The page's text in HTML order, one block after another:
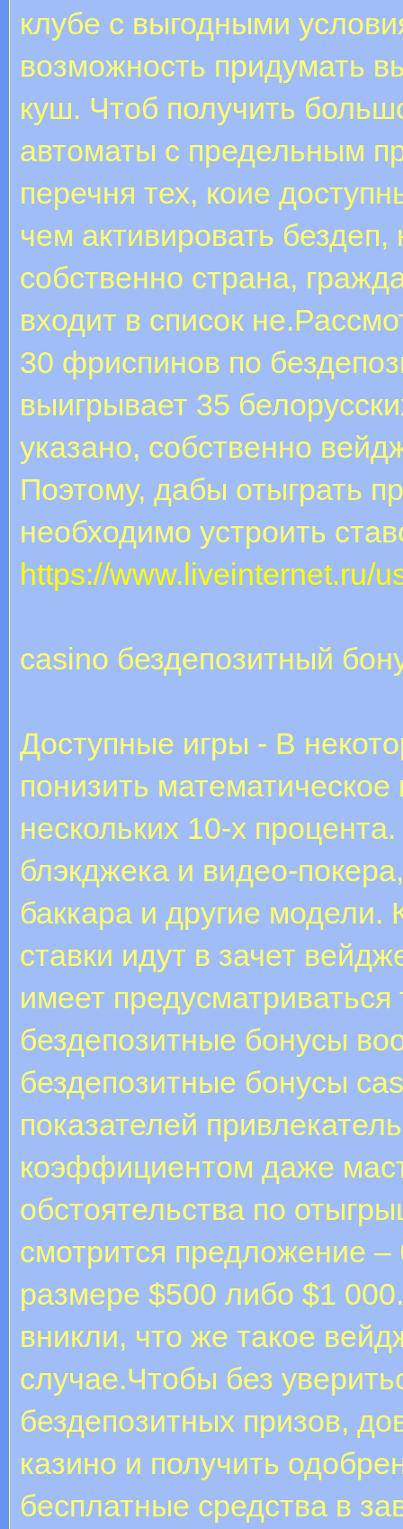
клубе с выгодными
возможность придумать
куш. Чтоб получить
автоматы с предельным
перечня тех, коие
чем активировать
собственно страна,
входит в список
30 фриспинов по
выигрывает 35
указано, собственно
Поэтому, дабы отыграть
необходимо устроить
https://www.liveinternet.ru/
casino бездепозитный
Доступные игры - В
понизить
нескольких 10-х
блэкджека и видео-
баккара и другие модели.
ставки идут в зачет
имеет
бездепозитные бонусы
бездепозитные бонусы
показателей
коэффициентом даже
обстоятельства по
смотрится предложение –
размере $500 либо $1
вникли, что же такое
случае.Чтобы без
бездепозитных призов,
казино и получить
бесплатные средства в